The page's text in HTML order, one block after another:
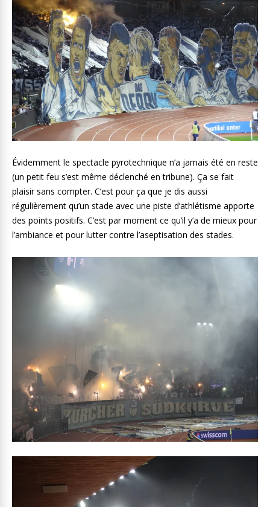
Évidemment le spectacle pyrotechnique n’a jamais été en reste
(un petit feu s’est même déclenché en tribune). Ça se fait
plaisir sans compter. C’est pour ça que je dis aussi
régulièrement qu’un stade avec une piste d’athlétisme apporte
des points positifs. C’est par moment ce qu’il y’a de mieux pour
l’ambiance et pour lutter contre l’aseptisation des stades.